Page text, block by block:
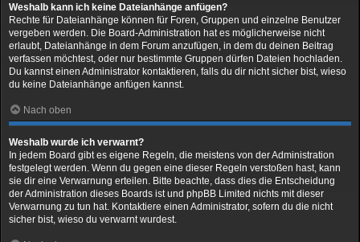
Weshalb kann ich keine Dateianhänge anfügen?
Rechte für Dateianhänge können für Foren, Gruppen und einzelne Benutzer
vergeben werden. Die Board-Administration hat es möglicherweise nicht
erlaubt, Dateianhänge in dem Forum anzufügen, in dem du deinen Beitrag
verfassen möchtest, oder nur bestimmte Gruppen dürfen Dateien hochladen.
Du kannst einen Administrator kontaktieren, falls du dir nicht sicher bist, wieso
du keine Dateianhänge anfügen kannst.
Nach oben
Weshalb wurde ich verwarnt?
In jedem Board gibt es eigene Regeln, die meistens von der Administration
festgelegt werden. Wenn du gegen eine dieser Regeln verstoßen hast, kann
sie dir eine Verwarnung erteilen. Bitte beachte, dass dies die Entscheidung
der Administration dieses Boards ist und phpBB Limited nichts mit dieser
Verwarnung zu tun hat. Kontaktiere einen Administrator, sofern du die nicht
sicher bist, wieso du verwarnt wurdest.